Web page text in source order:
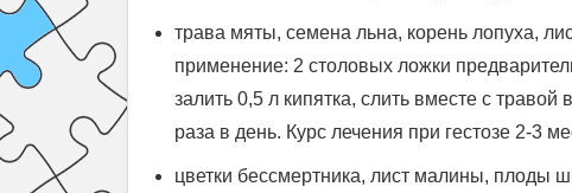
трава мяты, семена льна, корень лопуха,
применение: 2 столовых ложки
залить 0,5 л кипятка, слить вместе с
раза в день. Курс лечения при гестозе 2-3
цветки бессмертника, лист малины, плоды